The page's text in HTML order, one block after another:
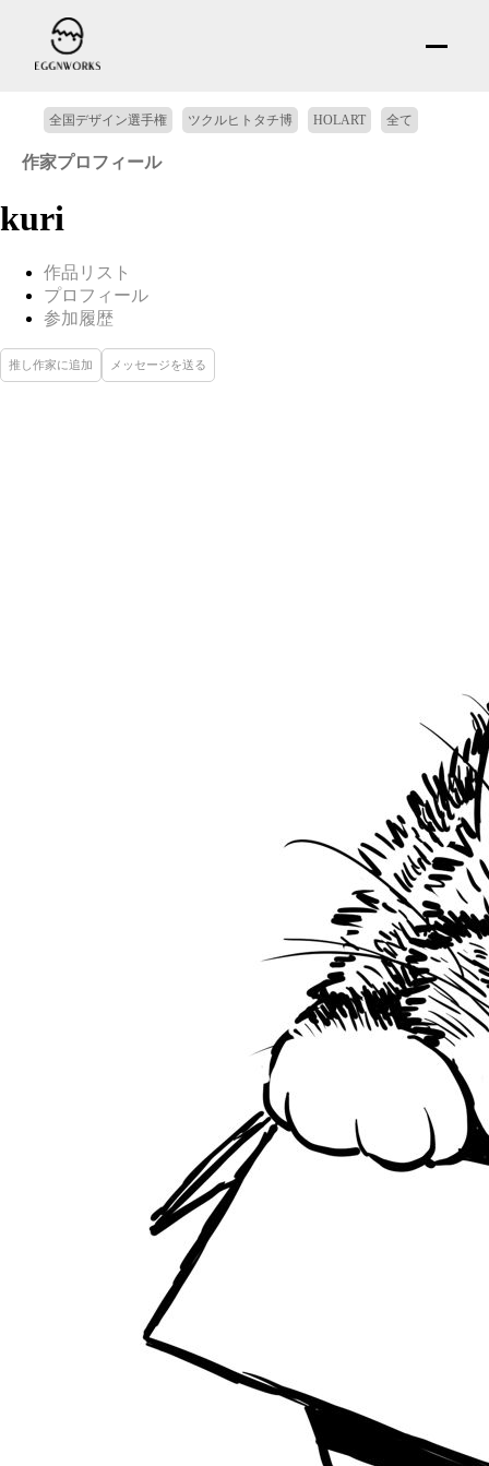
全国デザイン選手権 ツクルヒトタチ博 HOLART 全て
作家プロフィール
kuri
作品リスト
プロフィール
参加履歴
推し作家に追加 メッセージを送る